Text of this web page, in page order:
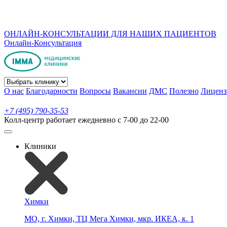
ОНЛАЙН-КОНСУЛЬТАЦИИ ДЛЯ НАШИХ ПАЦИЕНТОВ
Онлайн-Консультация
О нас Благодарности Вопросы Вакансии ДМС Полезно
+7 (495) 790-35-53
Колл-центр работает ежедневно с 7-00 до 22-00
Клиники
Химки
МО, г. Химки, ТЦ Мега Химки, мкр. ИКЕА, к. 1